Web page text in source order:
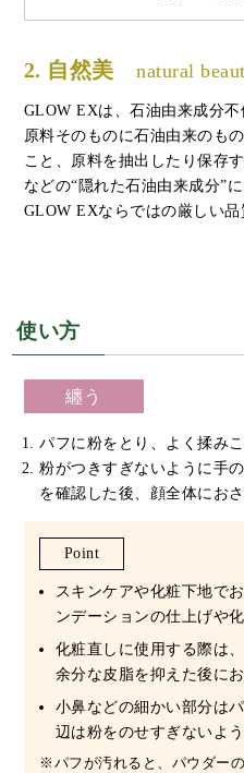
2. 自然美natural
GLOW EXは、石油由来成分不
原料そのものに石油由来のも
こと、原料を抽出したり保存
などの“隠れた石油由来成分”
GLOW EXならではの厳しい品
使い方
纏う
パフに粉をとり、よく揉みこ
粉がつきすぎないように手
を確認した後、顔全体にお
Point
スキンケアや化粧下地で
ンデーションの仕上げや
化粧直しに使用する際は
余分な皮脂を抑えた後に
小鼻などの細かい部分は
辺は粉をのせすぎないよう
※パフが汚れると、パウダー